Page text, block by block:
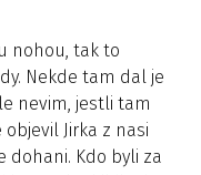
nohou, tak to
Nekde tam dal je
nevim, jestli tam
objevil Jirka z nasi
dohani. Kdo byli za